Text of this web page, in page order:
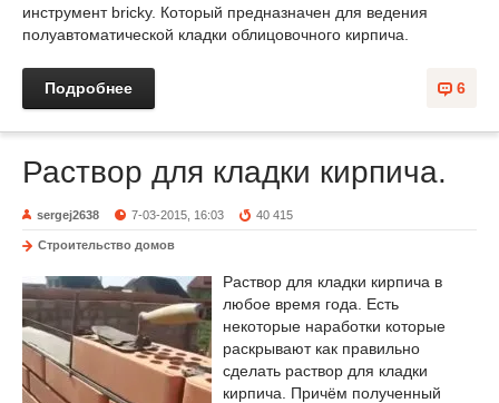
инструмент bricky. Который предназначен для ведения
полуавтоматической кладки облицовочного кирпича.
6
Подробнее
Раствор для кладки кирпича.
sergej2638 7-03-2015, 16:03 40 415
Строительство домов
Раствор для кладки кирпича в
любое время года. Есть
некоторые наработки которые
раскрывают как правильно
сделать раствор для кладки
кирпича. Причём полученный